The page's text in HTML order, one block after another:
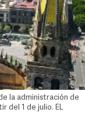
la administración de
del 1 de julio. EL